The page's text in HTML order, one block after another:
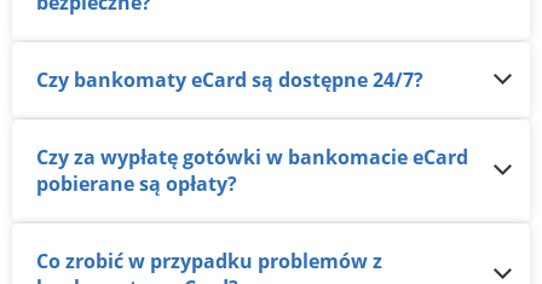
Czy bankomaty eCard są dostępne 24/7?
Czy za wypłatę gotówki w bankomacie eCard
pobierane są opłaty?
Co zrobić w przypadku problemów z